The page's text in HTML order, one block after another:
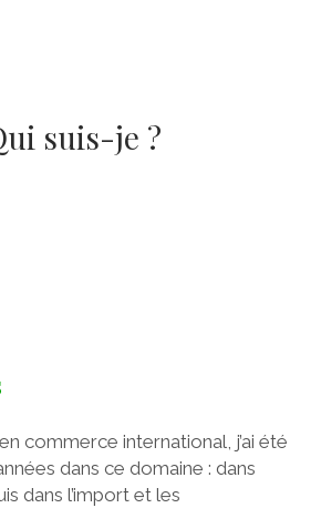
suis-je ?
commerce international, j’ai été
dans ce domaine : dans
dans l’import et les